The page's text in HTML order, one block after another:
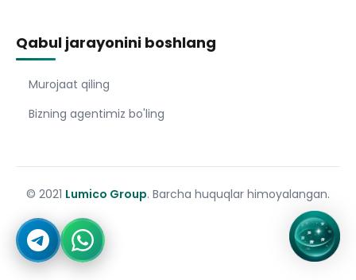
Qabul jarayonini boshlang
Murojaat qiling
Bizning agentimiz bo'ling
© 2021 Lumico Group. Barcha huquqlar himoyalangan.